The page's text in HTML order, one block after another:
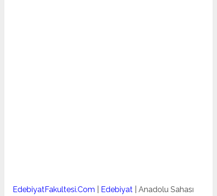
EdebiyatFakultesi.Com Edebiyat |Anadolu Sahası